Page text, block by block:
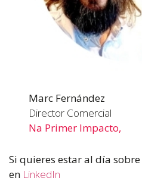
Marc Fernández
Director Comercial
Na Primer Impacto,
Si quieres estar al día sobre
en LinkedIn